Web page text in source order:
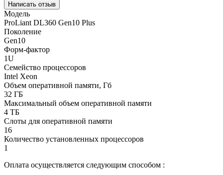
Написать отзыв
Модель
ProLiant DL360 Gen10 Plus
Поколение
Gen10
Форм-фактор
1U
Семейство процессоров
Intel Xeon
Объем оперативной памяти, Гб
32 ГБ
Максимальный объем оперативной памяти
4 ТБ
Слоты для оперативной памяти
16
Количество установленных процессоров
1
Оплата осуществляется следующим способом :